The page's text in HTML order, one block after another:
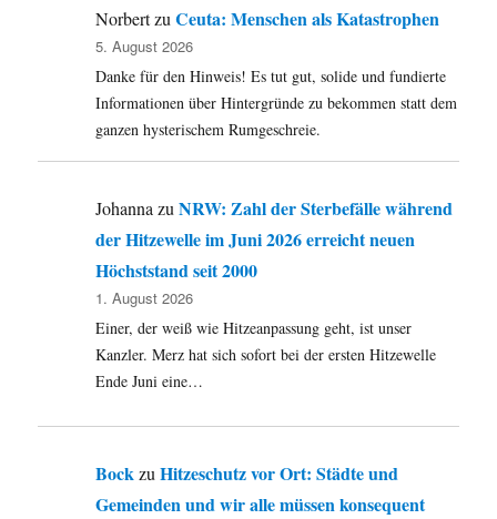
August.
NorbertzuCeuta: Menschen als Katastrophen
5. August 2026
Danke für den Hinweis! Es tut gut, solide und fundierte
Informationen über Hintergründe zu bekommen statt dem
ganzen hysterischem Rumgeschreie.
JohannazuNRW: Zahl der Sterbefälle während
der Hitzewelle im Juni 2026 erreicht neuen
Höchststand seit 2000
1. August 2026
Einer, der weiß wie Hitzeanpassung geht, ist unser
Kanzler. Merz hat sich sofort bei der ersten Hitzewelle
Ende Juni eine…
BockzuHitzeschutz vor Ort: Städte und
Gemeinden und wir alle müssen konsequent